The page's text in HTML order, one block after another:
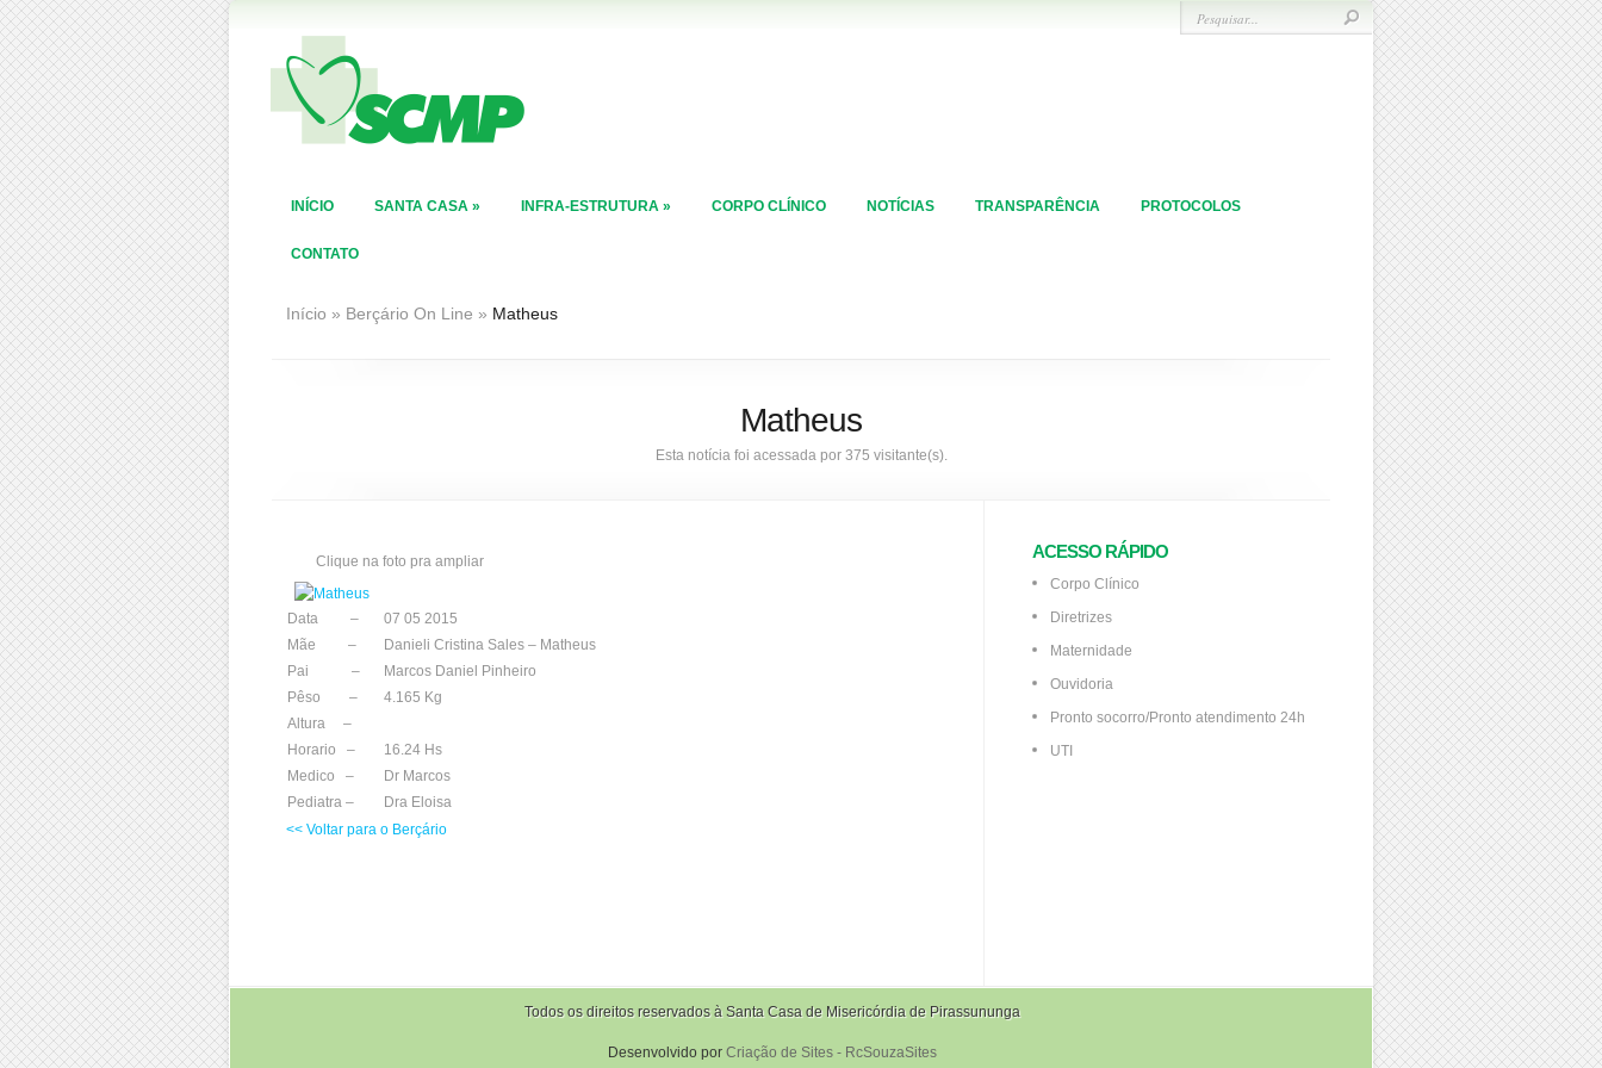
INÍCIO SANTA CASA » INFRA-ESTRUTURA » CORPO CLÍNICO NOTÍCIAS TRANSPARÊNCIA PROTOCOLOS
CONTATO
Início » Berçário On Line » Matheus
Matheus
Esta notícia foi acessada por 375 visitante(s).
Clique na foto pra ampliar
Data –
07 05 2015
Mãe –
Danieli Cristina Sales – Matheus
Pai –
Marcos Daniel Pinheiro
Pêso –
4.165 Kg
Altura –
Horario –
16.24 Hs
Medico –
Dr Marcos
Pediatra –
Dra Eloisa
<< Voltar para o Berçário
ACESSO RÁPIDO
Corpo Clínico
Diretrizes
Maternidade
Ouvidoria
Pronto socorro/Pronto atendimento 24h
UTI
Todos os direitos reservados à Santa Casa de Misericórdia de Pirassununga
Desenvolvido por Criação de Sites - RcSouzaSites